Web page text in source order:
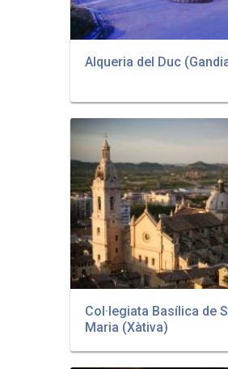
Alqueria del Duc
Col·legiata Basílica de
Maria (Xàtiva)